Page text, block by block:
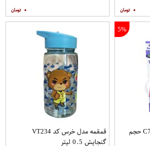
۰ ۰
5%
لیوان کودک وی کر کد C706 حجم
قمقمه مدل خرس کد VT234
گنجایش 0.5 لیتر